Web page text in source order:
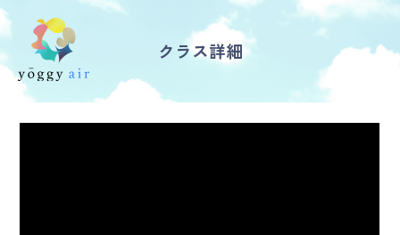
受講の流れ
クラス詳細